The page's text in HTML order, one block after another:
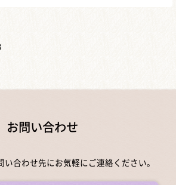
お問い合わせ
い合わせ先にお気軽にご連絡ください。